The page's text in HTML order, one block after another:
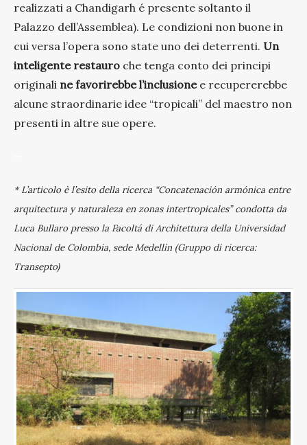
realizzati a Chandigarh é presente soltanto il
Palazzo dell’Assemblea). Le condizioni non buone in
cui versa l’opera sono state uno dei deterrenti. Un
inteligente restauro che tenga conto dei principi
originali ne favorirebbe l’inclusionee recupererebbe
alcune straordinarie idee “tropicali” del maestro non
presenti in altre sue opere.
* L’articolo è l’esito della ricerca “Concatenación armónica entre
arquitectura y naturaleza en zonas intertropicales” condotta da
Luca Bullaro presso la Facoltá di Architettura della Universidad
Nacional de Colombia, sede Medellín (Gruppo di ricerca:
Transepto)